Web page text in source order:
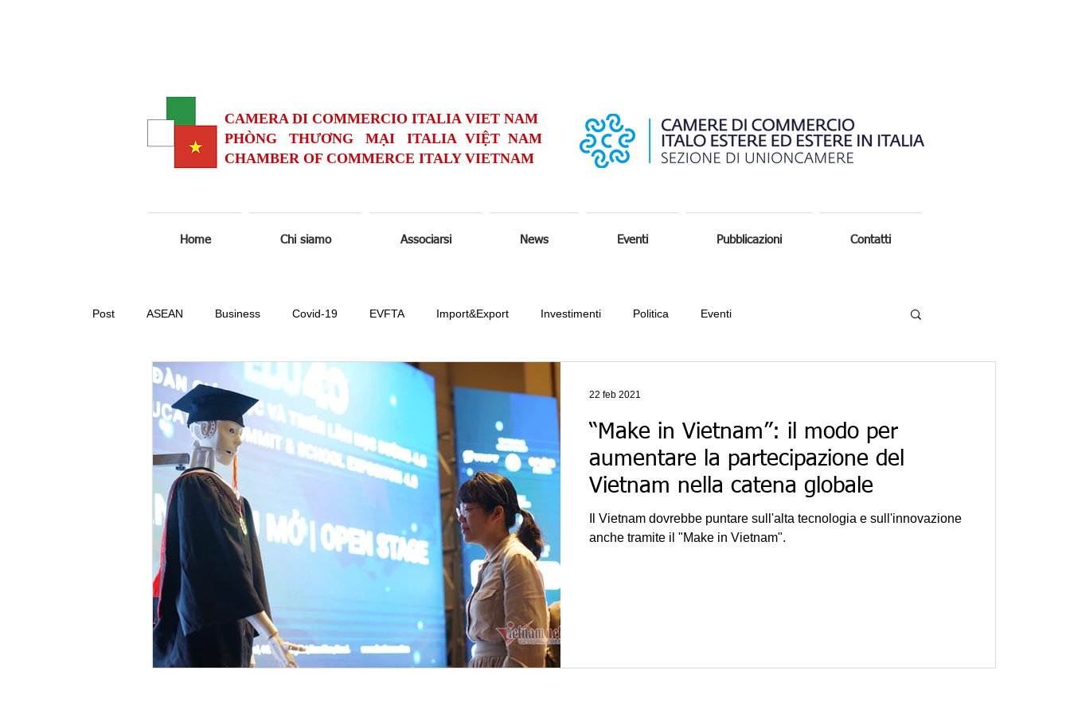
CAMERA DI COMMERCIO ITALIA VIET NAM
PHÒNG THƯƠNG MẠI ITALIA VIỆT NAM
CHAMBER OF COMMERCE ITALY VIETNAM
Home Chi siamo Associarsi News Eventi Pubblicazioni Contatti
Post ASEAN Business Covid-19 EVFTA Import&Export Investimenti Politica Eventi
“Make in Vietnam”: il modo per
aumentare la partecipazione del
Vietnam nella catena globale
Il Vietnam dovrebbe puntare sull'alta tecnologia e sull'innovazione
anche tramite il "Make in Vietnam".
22 feb 2021